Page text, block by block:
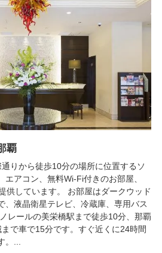
覇
りから徒歩10分の場所に位置するソ
エアコン、無料Wi-Fi付きのお部屋、
供しています。 お部屋はダークウッド
、液晶衛星テレビ、冷蔵庫、専用バス
レールの美栄橋駅まで徒歩10分、那覇
で車で15分です。すぐ近くに24時間
...